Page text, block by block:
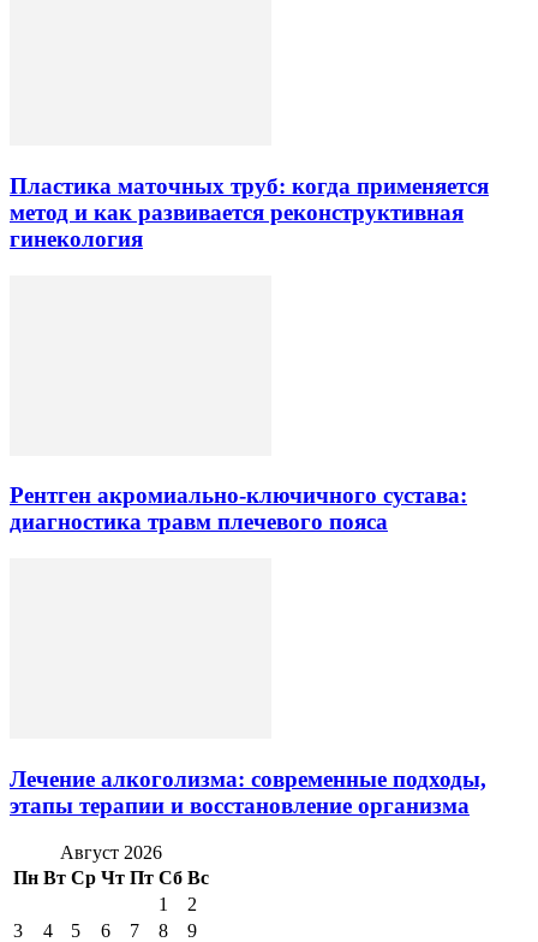
Пластика маточных труб: когда применяется
метод и как развивается реконструктивная
гинекология
Рентген акромиально-ключичного сустава:
диагностика травм плечевого пояса
Лечение алкоголизма: современные подходы,
этапы терапии и восстановление организма
Август 2026
Пн Вт Ср Чт Пт Сб Вс
1
2
3
4 5 6 7 8
9